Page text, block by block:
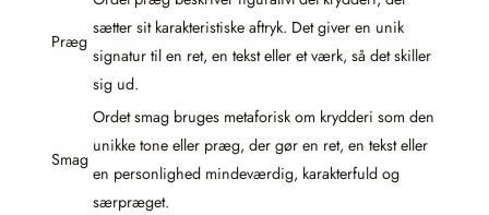
Præg
sætter sit karakteristiske aftryk. Det giver en unik
signatur til en ret, en tekst eller et værk, så det skiller
sig ud.
Smag
Ordet smag bruges metaforisk om krydderi som den
unikke tone eller præg, der gør en ret, en tekst eller
en personlighed mindeværdig, karakterfuld og
særpræget.